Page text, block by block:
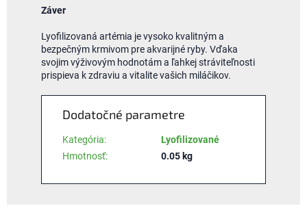
Záver
Lyofilizovaná artémia je vysoko kvalitným a
bezpečným krmivom pre akvarijné ryby. Vďaka
svojim výživovým hodnotám a ľahkej stráviteľnosti
prispieva k zdraviu a vitalite vašich miláčikov.
Dodatočné parametre
Kategória:
Lyofilizované
Hmotnosť: 0.05 kg